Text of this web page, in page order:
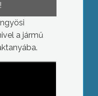
a jármű